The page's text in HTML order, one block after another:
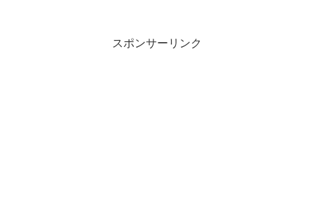
スポンサーリンク